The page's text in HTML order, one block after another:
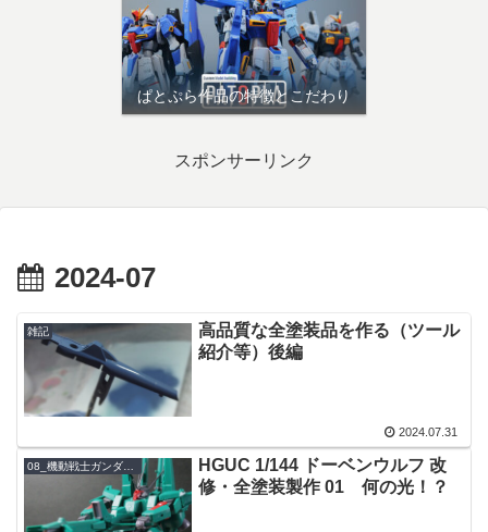
ぱとぷら作品の特徴とこだわり
スポンサーリンク
2024-07
雑記
高品質な全塗装品を作る（ツール
紹介等）後編
2024.07.31
HGUC 1/144 ドーベンウルフ 改
修・全塗装製作 01 何の光！？